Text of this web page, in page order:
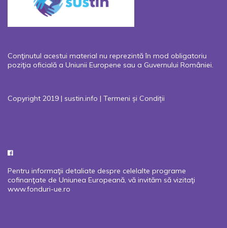
Conţinutul acestui material nu reprezintă în mod obligatoriu
poziţia oficială a Uniunii Europene sau a Guvernului României.
Copyright 2019 | sustin.info | Termeni și Condiții
Pentru informaţii detaliate despre celelalte programe
cofinanţate de Uniunea Europeană, vă invităm să vizitaţi
www.fonduri-ue.ro